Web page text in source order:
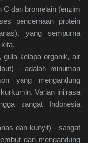
C dan bromelain (enzim
pencernaan protein
yang sempurna
gula kelapa organik, air
- adalah minuman
yang mengandung
Varian ini rasa
sangat Indonesia
dan kunyit) - sangat
dan mengandung